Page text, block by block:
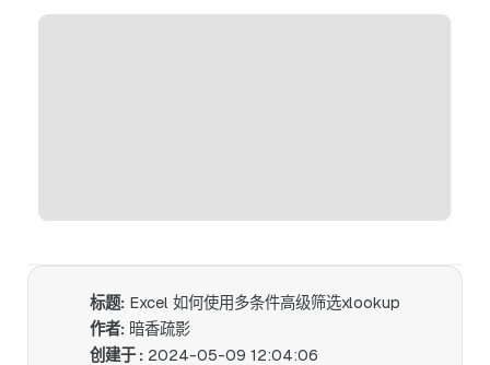
标题: Excel 如何使用多条件高级筛选xlookup
作者: 暗香疏影
创建于 : 2024-05-09 12:04:06